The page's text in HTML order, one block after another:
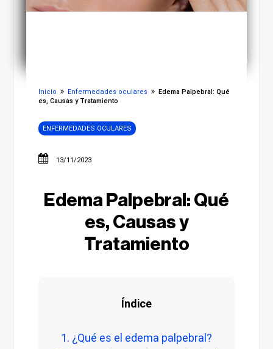
Inicio Enfermedades oculares
Edema Palpebral: Qué
es, Causas y Tratamiento
ENFERMEDADES OCULARES
13/11/2023
Edema Palpebral: Qué
es, Causas y
Tratamiento
Índice
1. ¿Qué es el edema palpebral?